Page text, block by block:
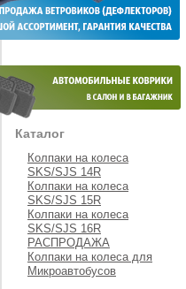
Каталог
Колпаки на колеса
SKS/SJS 14R
Колпаки на колеса
SKS/SJS 15R
Колпаки на колеса
SKS/SJS 16R
РАСПРОДАЖА
Колпаки на колеса для
Микроавтобусов